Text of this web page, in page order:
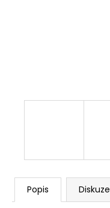
Popis Diskuze